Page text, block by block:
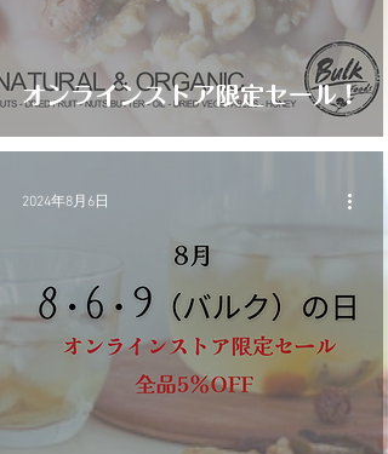
オンラインストア限定セール！
2024年8月6日